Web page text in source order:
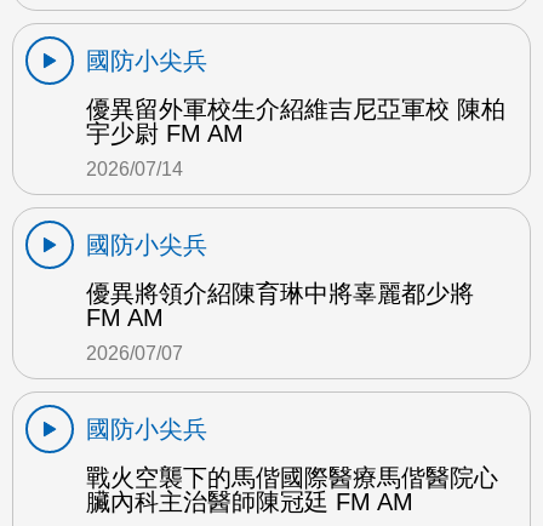
國防小尖兵
優異留外軍校生介紹維吉尼亞軍校 陳柏
宇少尉 FM AM
2026/07/14
國防小尖兵
優異將領介紹陳育琳中將辜麗都少將
FM AM
2026/07/07
國防小尖兵
戰火空襲下的馬偕國際醫療馬偕醫院心
臟內科主治醫師陳冠廷 FM AM